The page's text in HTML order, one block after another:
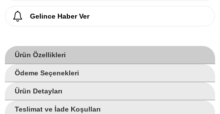
Gelince Haber Ver
Ürün Özellikleri
Ödeme Seçenekleri
Ürün Detayları
Teslimat ve İade Koşulları